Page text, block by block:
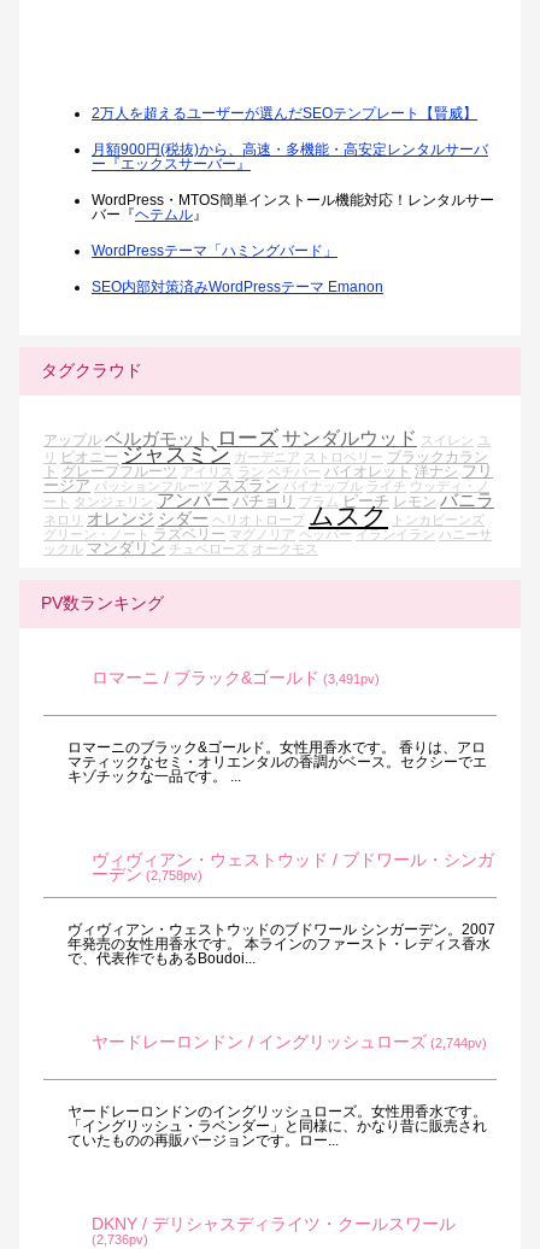
2万人を超えるユーザーが選んだSEOテンプレート【賢威】
月額900円(税抜)から、高速・多機能・高安定レンタルサーバ
ー『エックスサーバー』
WordPress・MTOS簡単インストール機能対応！レンタルサー
バー『ヘテムル』
WordPressテーマ「ハミングバード」
SEO内部対策済みWordPressテーマ Emanon
タグクラウド
アップル ベルガモット ローズサンダルウッド スイレン ユ
リ
ピオニー ジャスミン ガーデニア ストロベリー ブラックカラン
ト
グレープフルーツ アイリス ラン ベチバー バイオレット 洋ナシ フリ
ージア パッションフルーツ スズラン パイナップル ライチ ウッディ・ノ
ート
タンジェリン アンバー パチョリ プラム ピーチ レモン バニラ
ネロリ オレンジ シダー ヘリオトロープ ムスク
トンカビーンズ
グリーン・ノート ラズベリー マグノリア ペッパー イランイラン ハニーサ
ックル マンダリン チュベローズ オークモス
PV数ランキング
ロマーニ / ブラック&ゴールド (3,491pv)
ロマーニのブラック&ゴールド。女性用香水です。 香りは、アロ
マティックなセミ・オリエンタルの香調がベース。セクシーでエ
キゾチックな一品です。 ...
ヴィヴィアン・ウェストウッド / ブドワール・シンガ
ーデン (2,758pv)
ヴィヴィアン・ウェストウッドのブドワール シンガーデン。2007
年発売の女性用香水です。 本ラインのファースト・レディス香水
で、代表作でもあるBoudoi...
ヤードレーロンドン / イングリッシュローズ (2,744pv)
ヤードレーロンドンのイングリッシュローズ。女性用香水です。
「イングリッシュ・ラベンダー」と同様に、かなり昔に販売され
ていたものの再販バージョンです。ロー...
DKNY / デリシャスディライツ・クールスワール
(2,736pv)